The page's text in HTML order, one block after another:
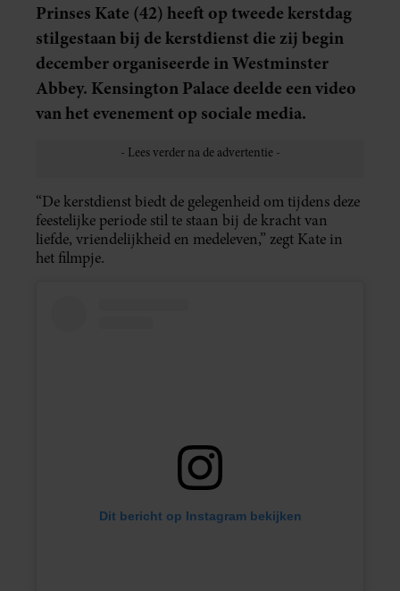
Prinses Kate (42) heeft op tweede kerstdag
stilgestaan bij de kerstdienst die zij begin
december organiseerde in Westminster
Abbey. Kensington Palace deelde een video
van het evenement op sociale media.
“De kerstdienst biedt de gelegenheid om tijdens deze
feestelijke periode stil te staan bij de kracht van
liefde, vriendelijkheid en medeleven,” zegt Kate in
het filmpje.
Dit bericht op Instagram bekijken